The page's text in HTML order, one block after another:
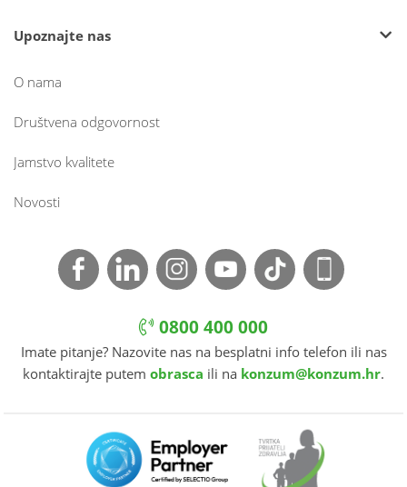
Upoznajte nas
O nama
Društvena odgovornost
Jamstvo kvalitete
Novosti
0800 400 000
Imate pitanje? Nazovite nas na besplatni info telefon ili nas
kontaktirajte putem obrasca ili na konzum@konzum.hr.